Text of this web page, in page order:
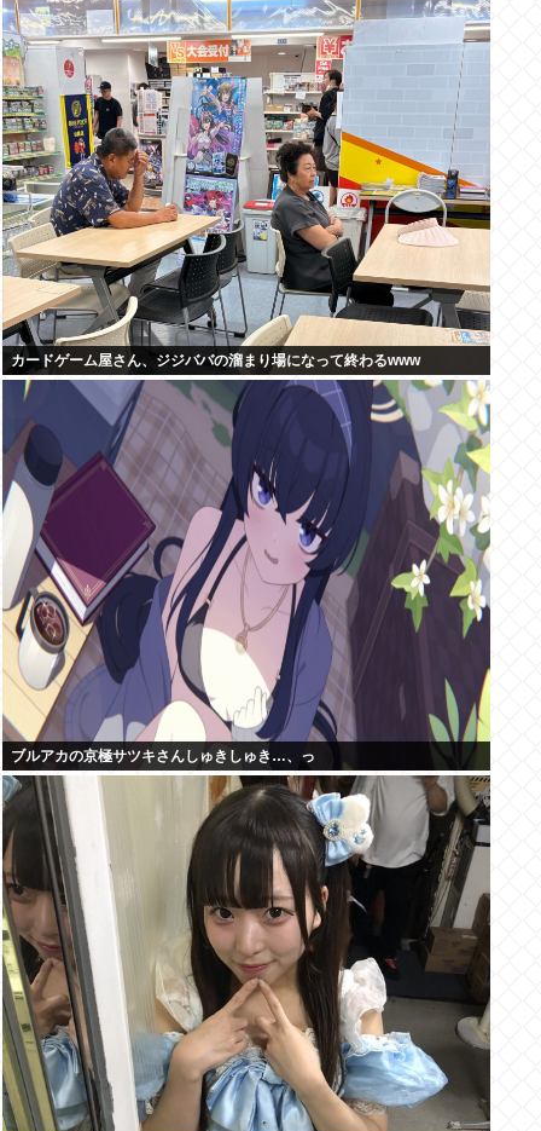
カードゲーム屋さん、ジジババの溜まり場になって終わるwww
ブルアカの京極サツキさんしゅきしゅき…、っ